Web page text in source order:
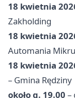
18 kwietnia
Zakholding
18 kwietnia
Automania
18 kwietnia
– Gmina Rędziny
około g. 19.00 –